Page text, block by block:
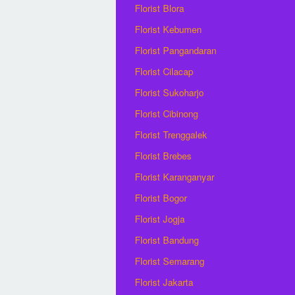
Florist Blora
Florist Kebumen
Florist Pangandaran
Florist Cilacap
Florist Sukoharjo
Florist Cibinong
Florist Trenggalek
Florist Brebes
Florist Karanganyar
Florist Bogor
Florist Jogja
Florist Bandung
Florist Semarang
Florist Jakarta